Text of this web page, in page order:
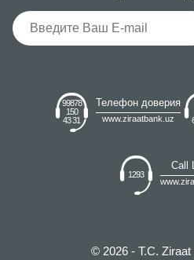
99878
150
43 31
Телефон доверия
www.ziraatbank.uz
1293
Call
© 2026 - T.C. Ziraat